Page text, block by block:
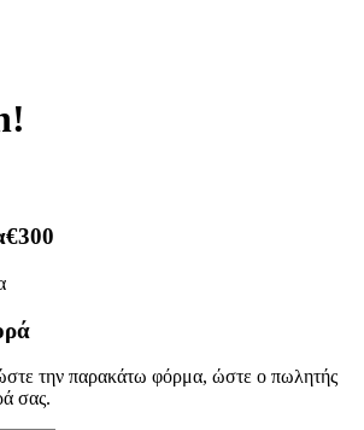
€300
την παρακάτω φόρμα, ώστε ο πωλητής
σας.